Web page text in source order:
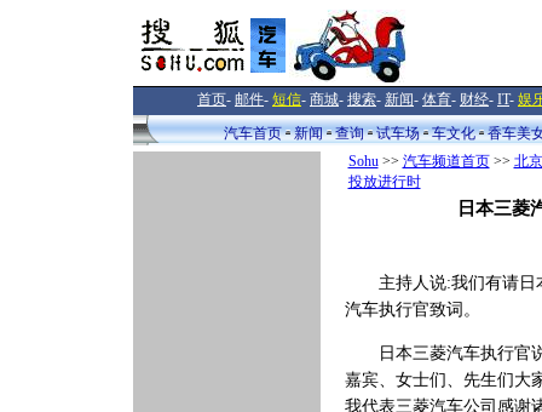
首页- 邮件- 短信- 商城- 搜索- 新闻- 体育- 财经- IT- 娱
汽车首页
新闻 查询 试车场 车文化
香车美
Sohu>> 汽车频道首页>> 北
投放进行时
日本三菱
主持人说:我们有请日
汽车执行官致词。
日本三菱汽车执行官
嘉宾、女士们、先生们大
我代表三菱汽车公司感谢